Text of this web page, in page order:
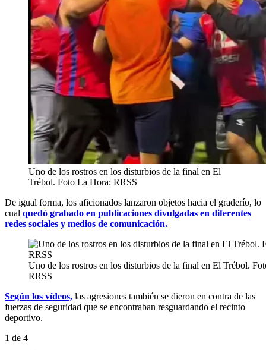
Uno de los rostros en los disturbios de la final en El
Trébol. Foto La Hora: RRSS
De igual forma, los aficionados lanzaron objetos hacia el graderío, lo
cual quedó grabado en publicaciones divulgadas en diferentes
redes sociales y medios de comunicación.
Uno de los rostros en los disturbios de la final en El Trébol.
RRSS
Según los vídeos, las agresiones también se dieron en contra de las
fuerzas de seguridad que se encontraban resguardando el recinto
deportivo.
1 de 4